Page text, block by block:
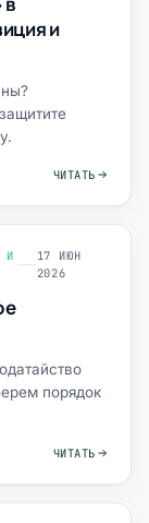
и
ЧИТАТЬ
И
17 ИЮН
2026
порядок
ЧИТАТЬ